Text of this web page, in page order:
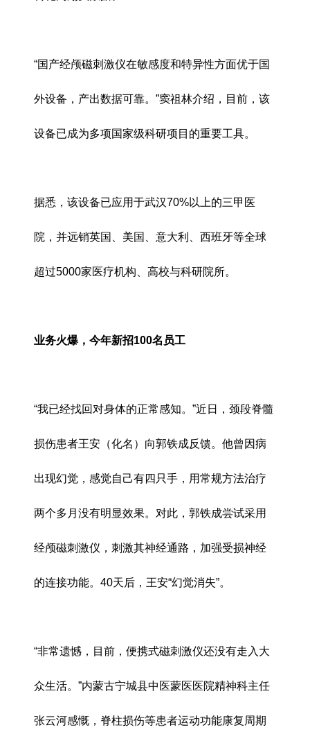
“国产经颅磁刺激仪在敏感度和特异性方面优于国
外设备，产出数据可靠。”窦祖林介绍，目前，该
设备已成为多项国家级科研项目的重要工具。
据悉，该设备已应用于武汉70%以上的三甲医
院，并远销英国、美国、意大利、西班牙等全球
超过5000家医疗机构、高校与科研院所。
业务火爆，今年新招100名员工
“我已经找回对身体的正常感知。”近日，颈段脊髓
损伤患者王安（化名）向郭铁成反馈。他曾因病
出现幻觉，感觉自己有四只手，用常规方法治疗
两个多月没有明显效果。对此，郭铁成尝试采用
经颅磁刺激仪，刺激其神经通路，加强受损神经
的连接功能。40天后，王安“幻觉消失”。
“非常遗憾，目前，便携式磁刺激仪还没有走入大
众生活。”内蒙古宁城县中医蒙医医院精神科主任
张云河感慨，脊柱损伤等患者运动功能康复周期